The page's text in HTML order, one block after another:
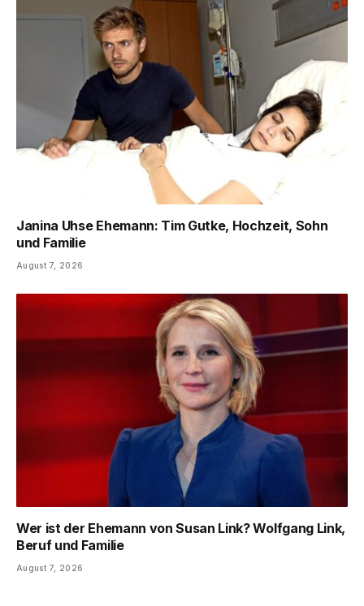
Janina Uhse Ehemann: Tim Gutke, Hochzeit, Sohn
und Familie
August 7, 2026
Wer ist der Ehemann von Susan Link? Wolfgang Link,
Beruf und Familie
August 7, 2026